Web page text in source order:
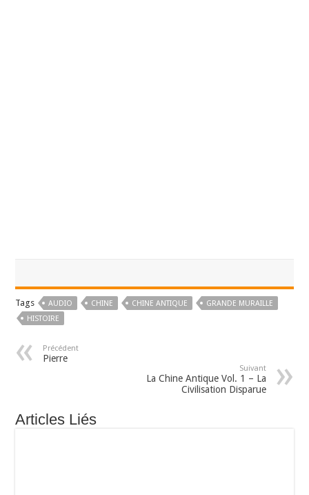
Tags AUDIO CHINE CHINE ANTIQUE
GRANDE MURAILLE
HISTOIRE
Précédent
Pierre
Suivant
La Chine Antique Vol. 1 – La
Civilisation Disparue
Articles Liés